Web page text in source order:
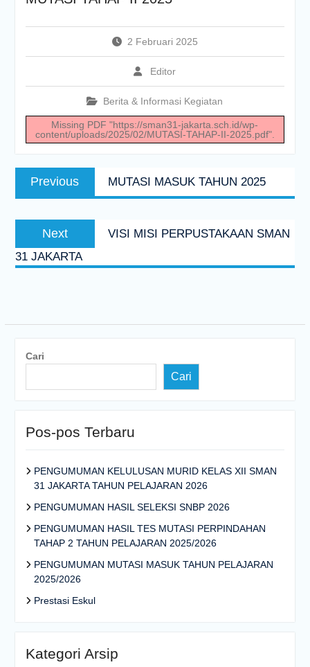
2 Februari 2025
Editor
Berita & Informasi Kegiatan
Missing PDF "https://sman31-jakarta.sch.id/wp-
content/uploads/2025/02/MUTASI-TAHAP-II-2025.pdf".
Navigasi
posPrevious
post:
MUTASI MASUK TAHUN 2025
Next
post:
VISI MISI PERPUSTAKAAN SMAN
31 JAKARTA
Cari
Cari
Pos-pos Terbaru
PENGUMUMAN KELULUSAN MURID KELAS XII SMAN
31 JAKARTA TAHUN PELAJARAN 2026
PENGUMUMAN HASIL SELEKSI SNBP 2026
PENGUMUMAN HASIL TES MUTASI PERPINDAHAN
TAHAP 2 TAHUN PELAJARAN 2025/2026
PENGUMUMAN MUTASI MASUK TAHUN PELAJARAN
2025/2026
Prestasi Eskul
Kategori Arsip